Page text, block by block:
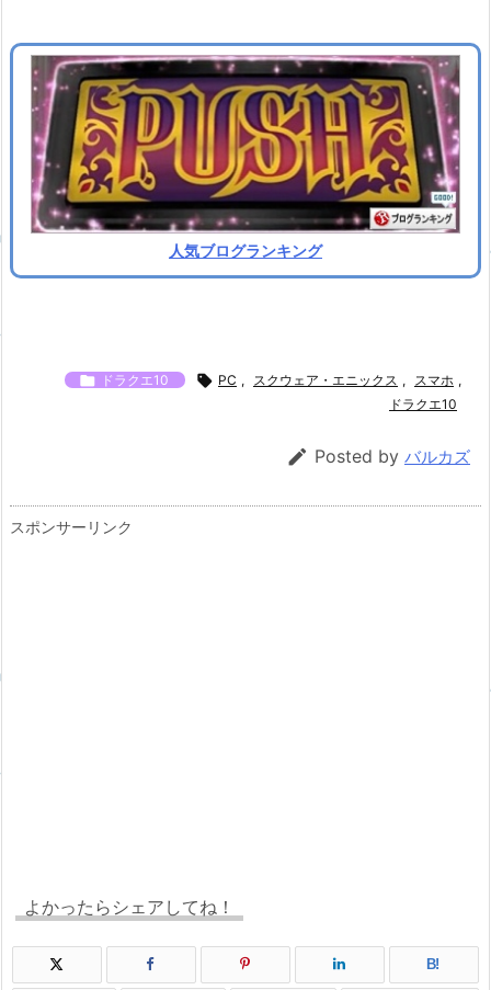
人気ブログランキング
 ドラクエ10  PC , スクウェア・エニックス , スマホ ,
ドラクエ10
 Posted by バルカズ
スポンサーリンク
よかったらシェアしてね！
B!